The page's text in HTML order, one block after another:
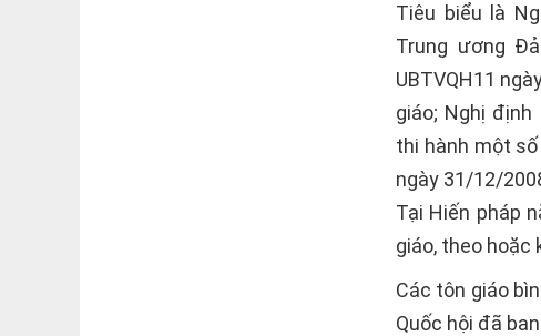
Tiêu biểu là
Trung ương
UBTVQH11
giáo; Nghị
thi hành một
ngày 31/12/
Tại Hiến pháp
giáo, theo hoặc
Các tôn giáo
Quốc hội đã